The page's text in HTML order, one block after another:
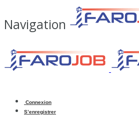
Navigation
Connexion
S’enregistrer